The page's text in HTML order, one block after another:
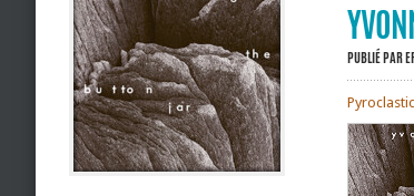
PUBLIÉ PAR